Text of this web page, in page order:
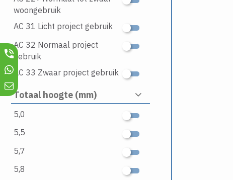
woongebruik
AC 31 Licht project gebruik
AC 32 Normaal project
gebruik
AC 33 Zwaar project gebruik
Totaal hoogte (mm)
5,0
5,5
5,7
5,8